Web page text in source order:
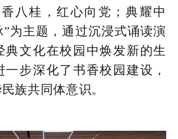
八桂，红心向党；典耀中
为主题，通过沉浸式诵读演
典文化在校园中焕发新的生
步深化了书香校园建设，
族共同体意识。